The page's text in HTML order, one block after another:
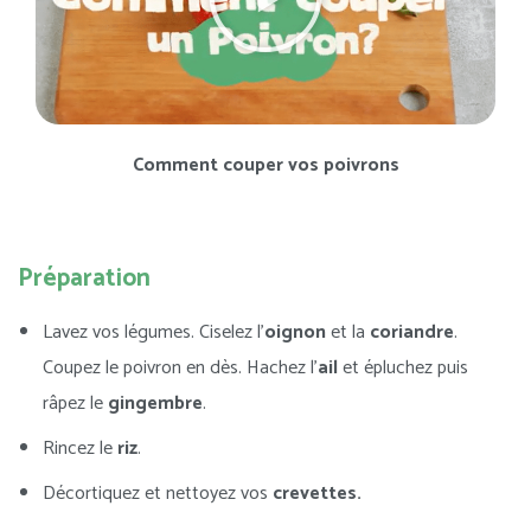
Comment couper vos poivrons
Préparation
Lavez vos légumes. Ciselez l’oignonet la coriandre.
Coupez le poivron en dès. Hachez l’ailet épluchez puis
râpez legingembre.
Rincez leriz.
Décortiquez et nettoyez vos crevettes.